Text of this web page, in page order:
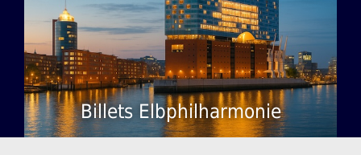
Billets Elbphilharmonie